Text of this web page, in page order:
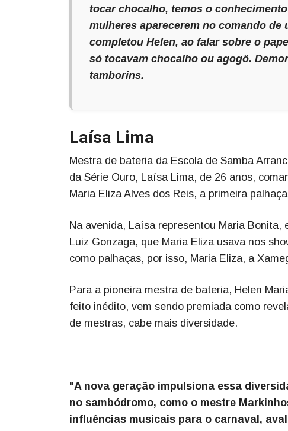
tocar chocalho, temos o
mulheres aparecerem no comando de
completou Helen, ao falar sobre o
só tocavam chocalho ou agogô.
tamborins.
Laísa Lima
Mestra de bateria da Escola de Samba
da Série Ouro, Laísa Lima, de 26 anos,
Maria Eliza Alves dos Reis, a primeira
Na avenida, Laísa representou Maria
Luiz Gonzaga, que Maria Eliza usava nos
como palhaças, por isso, Maria Eliza, a
Para a pioneira mestra de bateria, Helen
feito inédito, vem sendo premiada como
de mestras, cabe mais diversidade.
"A nova geração impulsiona essa
no sambódromo, como o mestre
influências musicais para o carnaval,